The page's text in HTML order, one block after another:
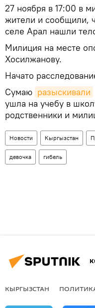
27 ноября в 17:00 в
жители и сообщили,
селе Арал нашли
Милиция на месте
Хосилжанову.
Начато
Сумаю разыскивали
ушла на учебу в
родственники и
Новости Кыргызстан
девочка гибель
КЫРГЫЗСТАН